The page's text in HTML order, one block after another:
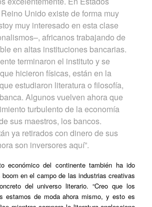
Unido existe de forma muy
muy interesado en esta clase
africanos trabajando de
en altas instituciones bancarias.
terminaron el instituto y se
hicieron físicas, están en la
estudiaron literatura o filosofía,
Algunos vuelven ahora que
turbulento de la economía
sus maestros, los bancos.
ya retirados con dinero de sus
son inversores aquí”.
económico del continente también ha ido
boom en el campo de las industrias creativas
del universo literario. “Creo que los
estamos de moda ahora mismo, y esto es